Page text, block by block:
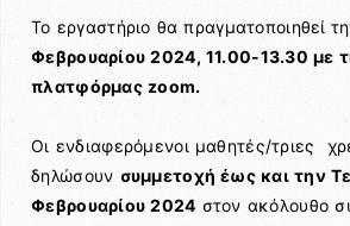
Το εργαστήριο θα πραγματοποιηθεί
Φεβρουαρίου 2024, 11.00-13.30με
πλατφόρμας zoom.
Οι ενδιαφερόμενοι μαθητές/τριες
δηλώσουν συμμετοχή έως και την
Φεβρουαρίου 2024 στον ακόλουθο